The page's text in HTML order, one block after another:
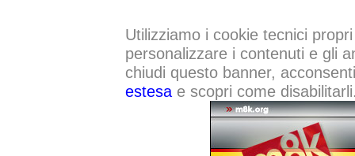
Utilizziamo i cookie tecnici
personalizzare i contenuti e gli
chiudi questo banner,
estesae scopri come